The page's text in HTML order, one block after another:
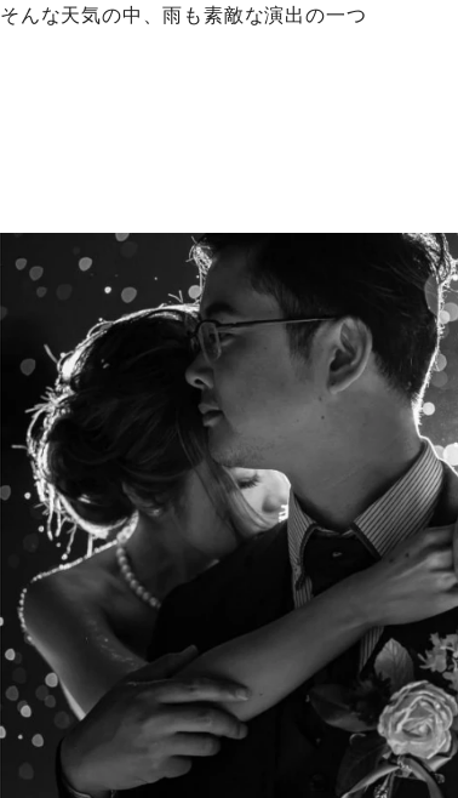
そんな天気の中、雨も素敵な演出の一つ